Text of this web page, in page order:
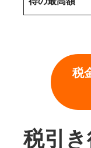
税
税引